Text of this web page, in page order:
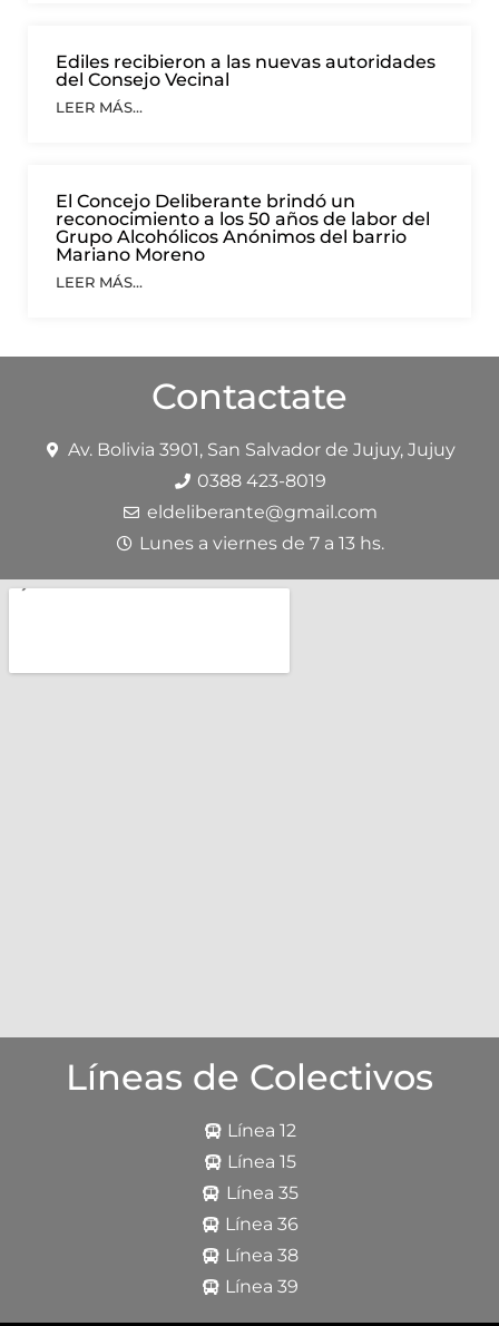
Ediles recibieron a las nuevas autoridades
del Consejo Vecinal
LEER MÁS...
El Concejo Deliberante brindó un
reconocimiento a los 50 años de labor del
Grupo Alcohólicos Anónimos del barrio
Mariano Moreno
LEER MÁS...
Contactate
Av. Bolivia 3901, San Salvador de Jujuy, Jujuy
0388 423-8019
eldeliberante@gmail.com
Lunes a viernes de 7 a 13 hs.
Líneas de Colectivos
Línea 12
Línea 15
Línea 35
Línea 36
Línea 38
Línea 39